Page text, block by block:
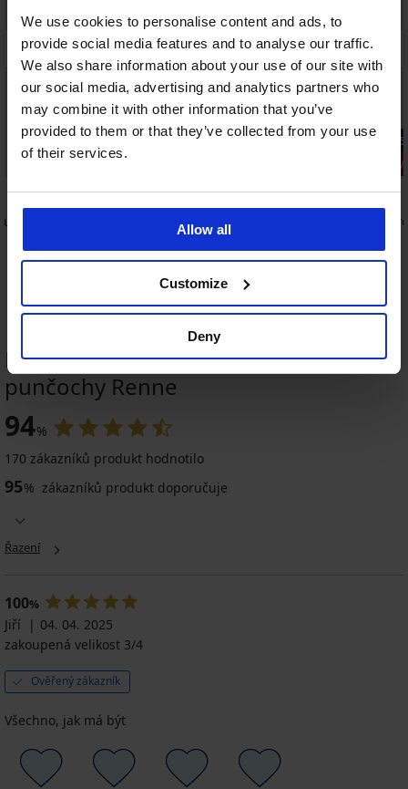
We use cookies to personalise content and ads, to
provide social media features and to analyse our traffic.
We also share information about your use of our site with
our social media, advertising and analytics partners who
may combine it with other information that you’ve
provided to them or that they’ve collected from your use
of their services.
Allow all
Customize
Deny
4,1
-25% ALL25
4,9
Punčochové kalhoty Comfort 50 DEN
202 Kč kód: ALL25
-25% ALL25
2+1
187 Kč kód:
2+1 ZDARMA
Samodržící
punčochy
799
akce
ZDARMA
599
Kč
kód
2+1 ZDARMA
punčochy
Lorenza
229
akce
ZDARMA
Kč
ALL25
2+1 ZDARMA
Samodržící
punčochy
279
2+1
ZDARMA
209
kód
ALL25
HODNOCENÍ PRODUKTU Podvazkové
punčochy Renne
94%
170 zákazníků produkt hodnotilo
95% zákazníků produkt doporučuje
Řazení
100%
Jiří
04. 04. 2025
zakoupená velikost 3/4
Ověřený zákazník
Všechno, jak má být